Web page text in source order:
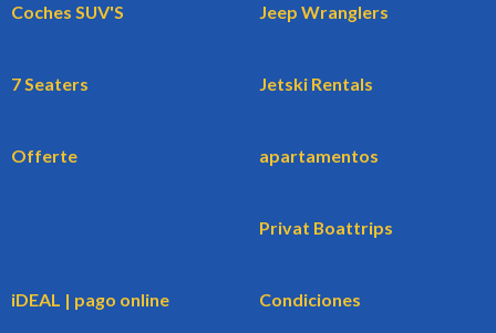
Coches SUV'S Jeep Wranglers
7 Seaters Jetski Rentals
Offerte apartamentos
Privat Boattrips
iDEAL | pago online Condiciones